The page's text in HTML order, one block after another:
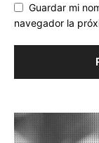
Guardar mi
navegador la